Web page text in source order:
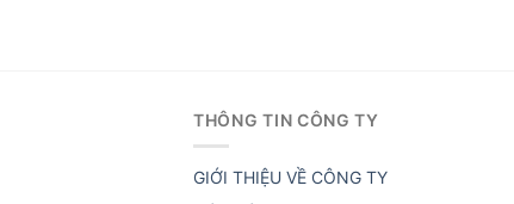
THÔNG TIN CÔNG TY
GIỚI THIỆU VỀ CÔNG TY